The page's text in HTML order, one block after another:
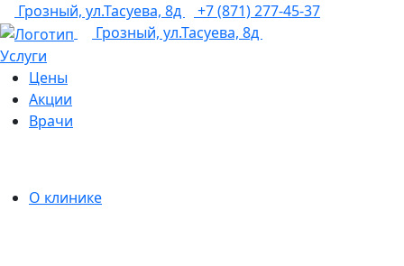
Грозный, ул.Тасуева, 8д
+7 (871) 277-45-37
Грозный, ул.Тасуева, 8д
Услуги
Цены
Акции
Врачи
О клинике